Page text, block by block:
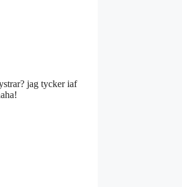
jag tycker iaf